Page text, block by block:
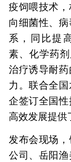
疫饲喂技术
向细菌性、
系，同比提
素、化学药
治疗诱导耐
力。联合全
企签订全国性
高效发展提供
发布会现场
公司、岳阳